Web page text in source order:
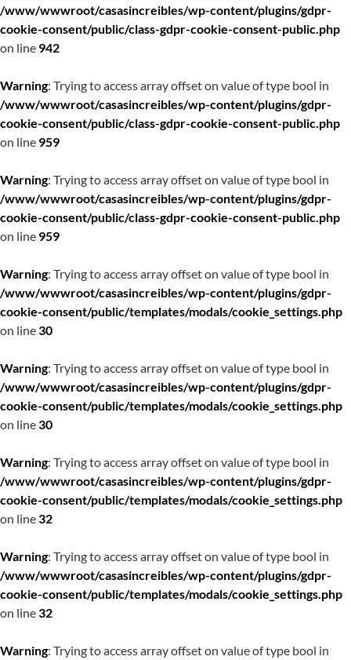
/www/wwwroot/casasincreibles/wp-content/plugins/gdpr-
cookie-consent/public/class-gdpr-cookie-consent-public.php
on line 942
Warning: Trying to access array offset on value of type bool in
/www/wwwroot/casasincreibles/wp-content/plugins/gdpr-
cookie-consent/public/class-gdpr-cookie-consent-public.php
on line 959
Warning: Trying to access array offset on value of type bool in
/www/wwwroot/casasincreibles/wp-content/plugins/gdpr-
cookie-consent/public/class-gdpr-cookie-consent-public.php
on line 959
Warning: Trying to access array offset on value of type bool in
/www/wwwroot/casasincreibles/wp-content/plugins/gdpr-
cookie-consent/public/templates/modals/cookie_settings.php
on line30
Warning: Trying to access array offset on value of type bool in
/www/wwwroot/casasincreibles/wp-content/plugins/gdpr-
cookie-consent/public/templates/modals/cookie_settings.php
on line30
Warning: Trying to access array offset on value of type bool in
/www/wwwroot/casasincreibles/wp-content/plugins/gdpr-
cookie-consent/public/templates/modals/cookie_settings.php
on line32
Warning: Trying to access array offset on value of type bool in
/www/wwwroot/casasincreibles/wp-content/plugins/gdpr-
cookie-consent/public/templates/modals/cookie_settings.php
on line32
Warning: Trying to access array offset on value of type bool in